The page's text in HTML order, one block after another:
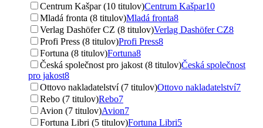
Centrum Kašpar (10 titulov)Centrum Kašpar10
Mladá fronta (8 titulov)Mladá fronta8
Verlag Dashöfer CZ (8 titulov)Verlag Dashöfer CZ8
Profi Press (8 titulov)Profi Press8
Fortuna (8 titulov)Fortuna8
Česká společnost pro jakost (8 titulov)Česká společnost
pro jakost8
Ottovo nakladatelství (7 titulov)Ottovo nakladatelství7
Rebo (7 titulov)Rebo7
Avion (7 titulov)Avion7
Fortuna Libri (5 titulov)Fortuna Libri5